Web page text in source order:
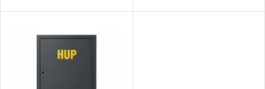
u
plyn z pozinkovaného...
plyn z pozinkovaného